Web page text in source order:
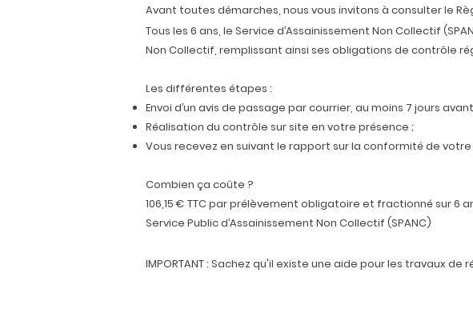
Avant toutes démarches, nous vous invitons à consulter le
Tous les 6 ans, le Service d’Assainissement Non Collectif
Non Collectif, remplissant ainsi ses obligations de contrôle
Les différentes étapes :
Envoi d’un avis de passage par courrier, au moins 7 jours
Réalisation du contrôle sur site en votre présence ;
Vous recevez en suivant le rapport sur la conformité de
Combien ça coûte ?
106,15 € TTC par prélèvement obligatoire et fractionné sur 6
Service Public d’Assainissement Non Collectif (SPANC)
IMPORTANT : Sachez qu'il existe une aide pour les travaux